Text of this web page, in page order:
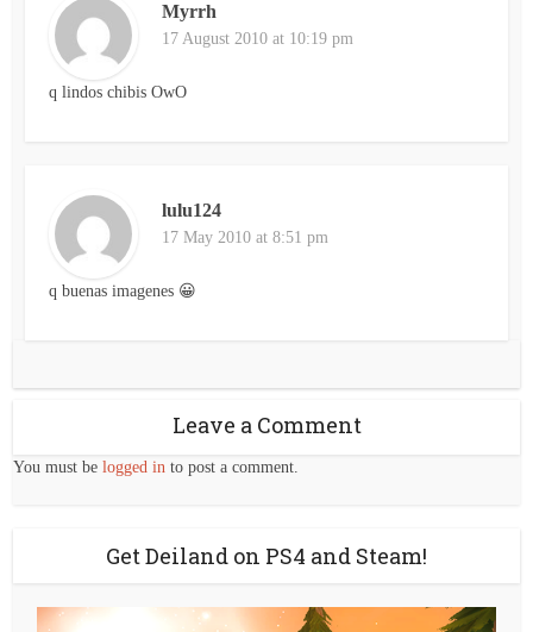
Myrrh
17 August 2010 at 10:19 pm
q lindos chibis OwO
lulu124
17 May 2010 at 8:51 pm
q buenas imagenes 😀
Leave a Comment
You must belogged in to post a comment.
Get Deiland on PS4 and Steam!